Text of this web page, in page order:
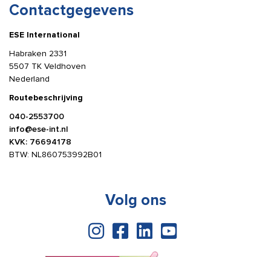
Contactgegevens
ESE International
Habraken 2331
5507 TK Veldhoven
Nederland
Routebeschrijving
040-2553700
info@ese-int.nl
KVK: 76694178
BTW: NL860753992B01
Volg ons